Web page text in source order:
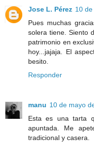
Jose L. Pérez 10
Pues muchas
solera tiene. Siento
patrimonio en
hoy...jajaja. El
besito.
Responder
manu 10 de mayo
Esta es una tarta
apuntada. Me
tradicional y casera.